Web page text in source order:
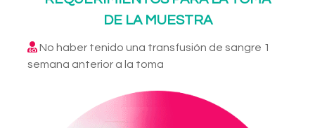
DE LA MUESTRA
No haber tenido una transfusión de sangre 1
semana anterior a la toma